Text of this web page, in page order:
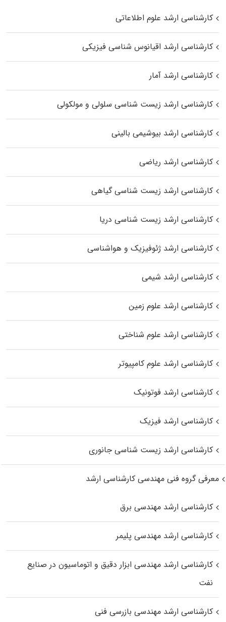
کارشناسی ارشد علوم اطلاعاتی
کارشناسی ارشد اقیانوس‌ شناسی فیزیکی
کارشناسی ارشد آمار
کارشناسی ارشد زیست شناسی سلولی و مولکولی
کارشناسی ارشد بیوشیمی بالینی
کارشناسی ارشد ریاضی
کارشناسی ارشد زیست‌ شناسی گیاهی
کارشناسی ارشد زیست‌ شناسی دریا
کارشناسی ارشد ژئوفیزیک و هواشناسی
کارشناسی ارشد شیمی
کارشناسی ارشد علوم زمین
کارشناسی ارشد علوم شناختی
کارشناسی ارشد علوم کامپیوتر
کارشناسی ارشد فوتونیک
کارشناسی ارشد فیزیک
کارشناسی ارشد زیست‌ شناسی جانوری
معرفی گروه فنی مهندسی کارشناسی ارشد
کارشناسی ارشد مهندسی برق
کارشناسی ارشد مهندسی پلیمر
کارشناسی ارشد مهندسی ابزار دقیق و اتوماسیون در صنایع
نفت
کارشناسی ارشد مهندسی بازرسی فنی